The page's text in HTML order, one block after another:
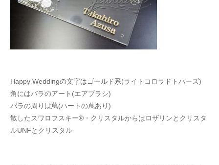
Happy Weddingの文字はゴールド系(ライトコロラドトパーズ)
角にはバラのアート(エアブラシ)
バラの周りは蔦(ハートの蔦あり)
散したスワロフスキー®・クリスタルからはロザリンとクリスタ
ルUNFとクリスタル